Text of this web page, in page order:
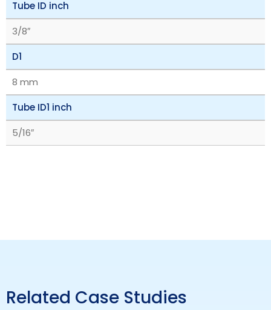
Tube ID inch
3/8″
D1
8 mm
Tube ID1 inch
5/16″
Related Case Studies